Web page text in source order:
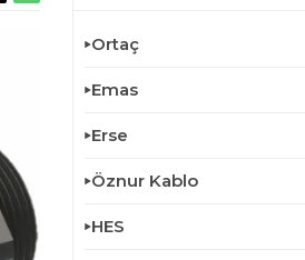
Ortaç
Emas
Erse
Öznur Kablo
HES